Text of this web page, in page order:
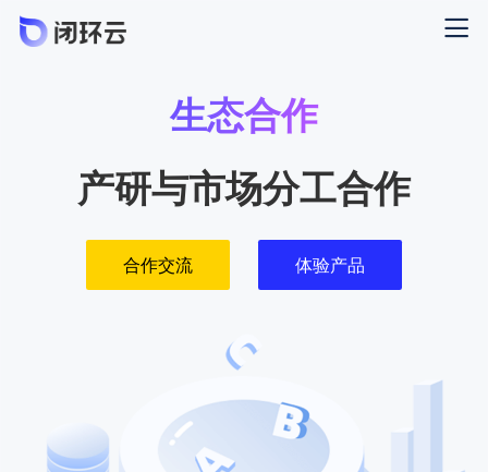
生态合作
产研与市场分工合作
合作交流 体验产品